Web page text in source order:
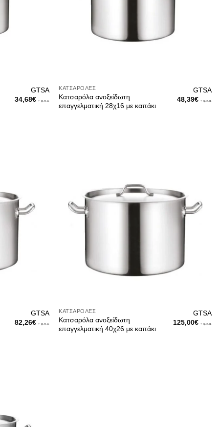
σχέση ποιότητας/τιμής ( value for money ) και να σας
μερικά από τα χαρακτηριστικά που μας κάνουν να
GTSA
34,68€ + φ.π.α.
ΚΑΤΣΑΡΌΛΕΣ
Κατσαρόλα ανοξείδωτη
επαγγελματική 28χ16 με καπάκι
GTSA
48,39€ + φ.π.α.
GTSA
82,26€ + φ.π.α.
ΚΑΤΣΑΡΌΛΕΣ
Κατσαρόλα ανοξείδωτη
επαγγελματική 40χ26 με καπάκι
GTSA
125,00€ + φ.π.α.